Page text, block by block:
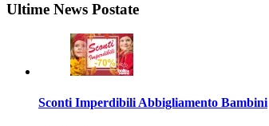
Ultime News Postate
Sconti Imperdibili Abbigliamento Bambini